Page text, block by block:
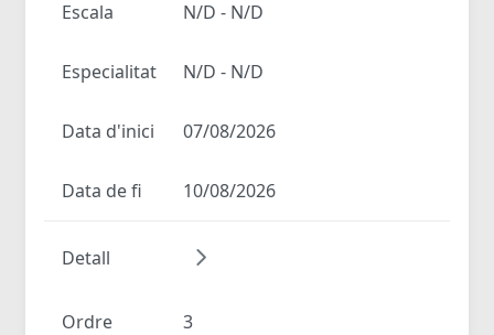
Escala N/D - N/D
Especialitat N/D - N/D
Data d'inici 07/08/2026
Data de fi 10/08/2026
Detall
Ordre 3